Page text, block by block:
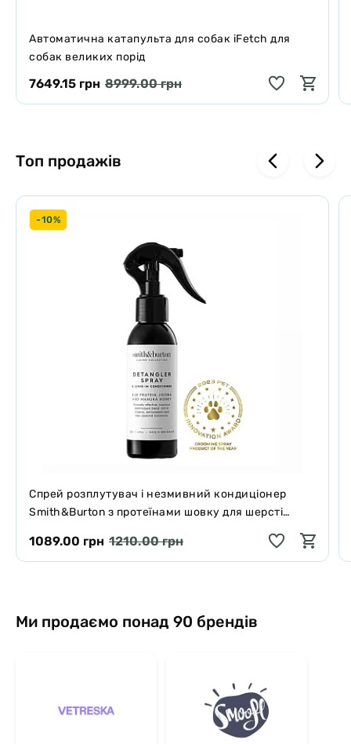
Автоматична катапульта для собак iFetch для
собак великих порід
7649.15 грн 8999.00 грн
Топ продажів
-10%
Спрей розплутувач і незмивний кондиціонер
Smith&Burton з протеїнами шовку для шерсті
1089.00 грн 1210.00 грн
Ми продаємо понад 90 брендів